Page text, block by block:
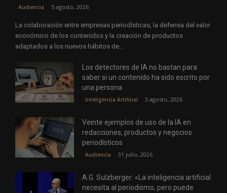
Audiencia 5 agosto, 2026
La colaboración entre empresas periodísticas, la defensa del valor
económico de los contenidos y la creación de productos
adaptados a los nuevos hábitos de...
Los detectores de IA no bastan para
saber si un contenido ha sido escrito por
una persona
Inteligencia Artificial 3 agosto, 2026
Veinte ejemplos de uso de la IA en
redacciones, productos y negocios
periodísticos
Audiencia 31 julio, 2026
A.G. Sulzberger: «La inteligencia artificial
necesita al periodismo, pero puede